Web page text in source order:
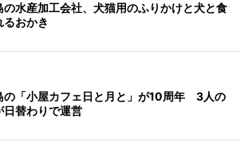
の水産加工会社、犬猫用のふりかけと犬と食
るおかき
の「小屋カフェ日と月と」が10周年 3人の
日替わりで運営